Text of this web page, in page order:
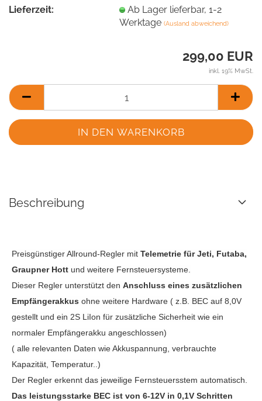
Lieferzeit:
Ab Lager lieferbar, 1-2
Werktage(Ausland abweichend)
299,00 EUR
inkl. 19% MwSt.
Beschreibung
Preisgünstiger Allround-Regler mit Telemetrie für Jeti, Futaba,
Graupner Hott und weitere Fernsteuersysteme.
Dieser Regler unterstützt den Anschluss eines zusätzlichen
Empfängerakkus ohne weitere Hardware ( z.B. BEC auf 8,0V
gestellt und ein 2S LiIon für zusätzliche Sicherheit wie ein
normaler Empfängerakku angeschlossen)
( alle relevanten Daten wie Akkuspannung, verbrauchte
Kapazität, Temperatur..)
Der Regler erkennt das jeweilige Fernsteuersstem automatisch.
Das leistungsstarke BEC ist von 6-12V in 0,1V Schritten